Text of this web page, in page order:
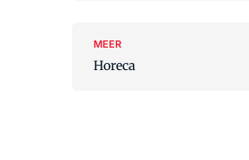
MEER
Horeca